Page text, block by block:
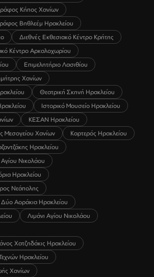
Κήπος Χανίων
Βηθλεέμ Ηρακλείου
Διεθνές Εκθεσιακό Κέντρο Κρήτης
Κέντρο Αρκαλοχωρίου
Επιμελητήριο Λασιθίου
Χανίων
Θεατρική Σκηνή Ηρακλείου
Ιστορικό Μουσείο Ηρακλείου
ΚΕΣΑΝ Ηρακλείου
Μεσογείου Χανίων
Καρτερός Ηρακλείου
Ηρακλείου
Νικολάου
Ηρακλείου
Νεάπολης
Δύο Αοράκια Ηρακλείου
Λιμάνι Αγίου Νικολάου
Χατζηδάκις Ηρακλείου
Ηρακλείου
Χανίων